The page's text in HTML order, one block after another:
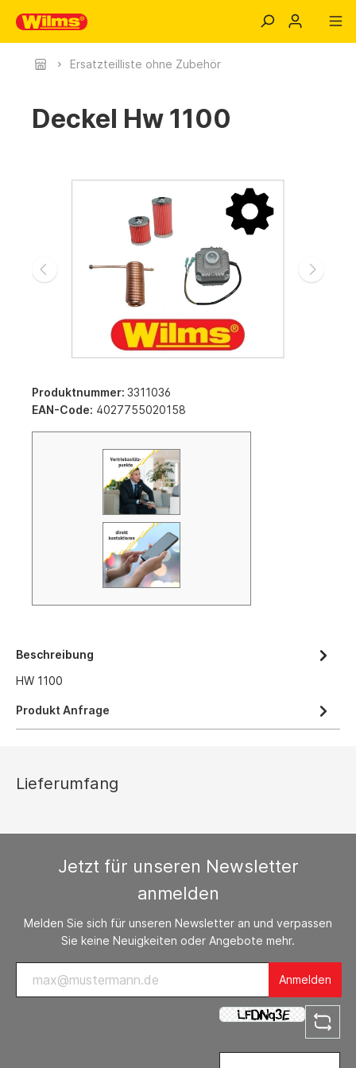
Ersatzteilliste ohne Zubehör
Deckel Hw 1100
Produktnummer: 3311036
EAN-Code: 4027755020158
Beschreibung
HW 1100
Produkt Anfrage
Lieferumfang
Jetzt für unseren Newsletter
anmelden
Melden Sie sich für unseren Newsletter an und verpassen
Sie keine Neuigkeiten oder Angebote mehr.
Anmelden